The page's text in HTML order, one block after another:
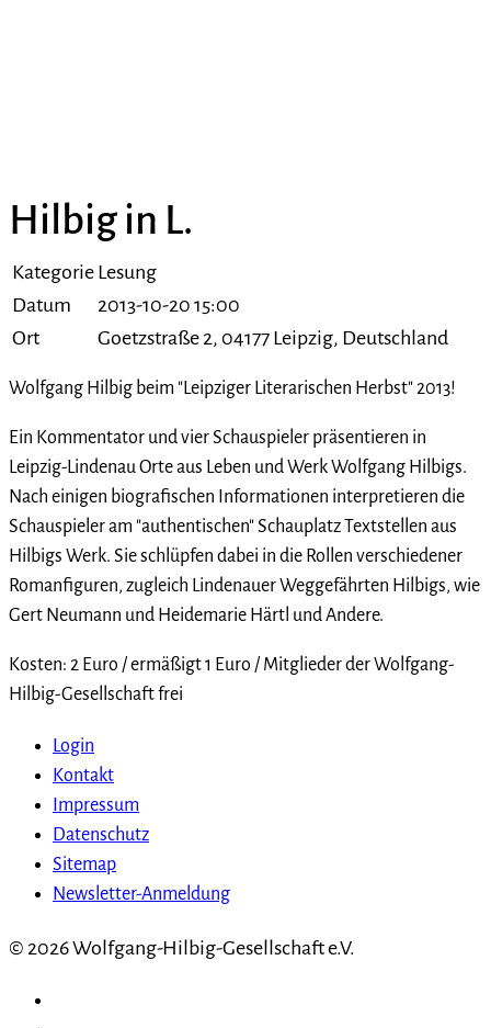
Hilbig in L.
Kategorie Lesung
Datum
2013-10-20 15:00
Ort
Goetzstraße 2, 04177 Leipzig, Deutschland
Wolfgang Hilbig beim "Leipziger Literarischen Herbst" 2013!
Ein Kommentator und vier Schauspieler präsentieren in
Leipzig-Lindenau Orte aus Leben und Werk Wolfgang Hilbigs.
Nach einigen biografischen Informationen interpretieren die
Schauspieler am "authentischen" Schauplatz Textstellen aus
Hilbigs Werk. Sie schlüpfen dabei in die Rollen verschiedener
Romanfiguren, zugleich Lindenauer Weggefährten Hilbigs, wie
Gert Neumann und Heidemarie Härtl und Andere.
Kosten: 2 Euro / ermäßigt 1 Euro / Mitglieder der Wolfgang-
Hilbig-Gesellschaft frei
Login
Kontakt
Impressum
Datenschutz
Sitemap
Newsletter-Anmeldung
© 2026 Wolfgang-Hilbig-Gesellschaft e.V.